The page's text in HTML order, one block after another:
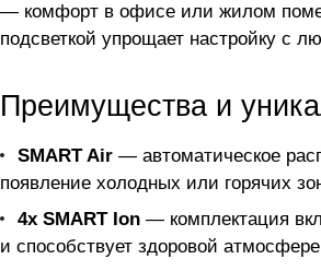
— комфорт в офисе или жилом
подсветкой упрощает настройку с
Преимущества и
SMART Air — автоматическое
появление холодных или горячих
4х SMART Ion — комплектация
и способствует здоровой